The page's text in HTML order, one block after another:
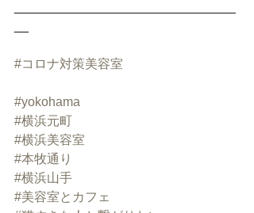
#コロナ対策美容室
#yokohama
#横浜元町
#横浜美容室
#本牧通り
#横浜山手
#美容室とカフェ